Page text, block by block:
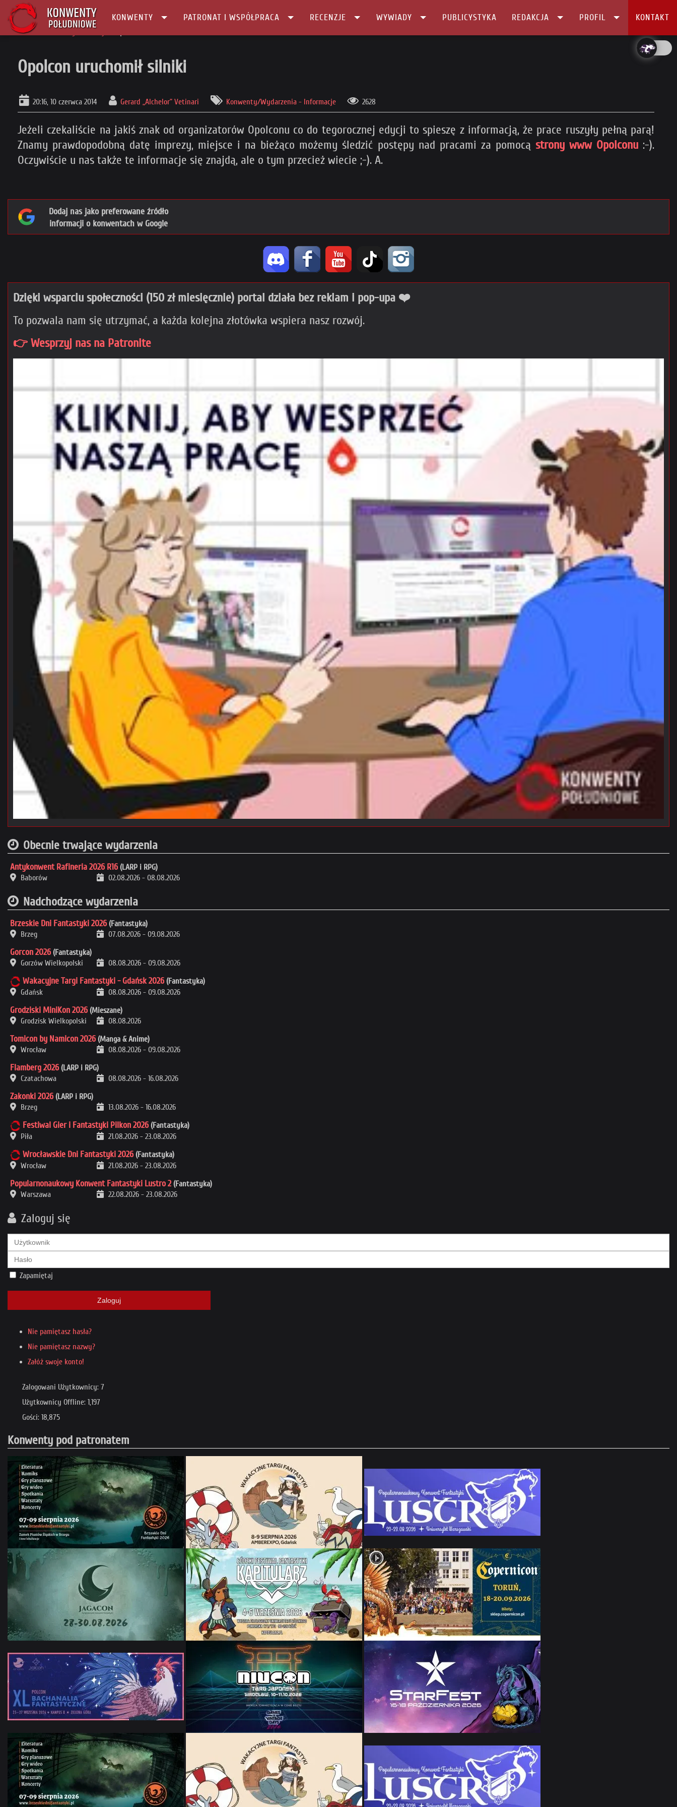
KONWENTY PATRONAT I WSPÓŁPRACA RECENZJE WYWIADY PUBLICYSTYKA REDAKCJA PROFIL KONTAKT
Główna
Opolcon uruchomił silniki
20:16, 10 czerwca 2014 Gerard „Alchelor” Vetinari Konwenty/Wydarzenia - Informacje 2628
Jeżeli czekaliście na jakiś znak od organizatorów Opolconu co do tegorocznej edycji to spieszę z informacją, że prace ruszyły pełną parą!
Znamy prawdopodobną datę imprezy, miejsce i na bieżąco możemy śledzić postępy nad pracami za pomocą strony www Opolconu:-).
Oczywiście u nas także te informacje się znajdą, ale o tym przecież wiecie ;-). A.
Dodaj nas jako preferowane źródło
informacji o konwentach w Google
Dzięki wsparciu społeczności (150 zł miesięcznie) portal działa bez reklam i pop-upa ❤️
To pozwala nam się utrzymać, a każda kolejna złotówka wspiera nasz rozwój.
👉 Wesprzyj nas na Patronite
Obecnie trwające wydarzenia
Antykonwent Rafineria 2026 R16 (LARP i RPG)
Baborów
02.08.2026 - 08.08.2026
Nadchodzące wydarzenia
Brzeskie Dni Fantastyki 2026 (Fantastyka)
Brzeg
07.08.2026 - 09.08.2026
Gorcon 2026 (Fantastyka)
Gorzów Wielkopolski
08.08.2026 - 09.08.2026
Wakacyjne Targi Fantastyki - Gdańsk 2026 (Fantastyka)
Gdańsk
08.08.2026 - 09.08.2026
Grodziski MiniKon 2026 (Mieszane)
Grodzisk Wielkopolski
08.08.2026
Tomicon by Namicon 2026 (Manga & Anime)
Wrocław
08.08.2026 - 09.08.2026
Flamberg 2026 (LARP i RPG)
Czatachowa
08.08.2026 - 16.08.2026
Zakonki 2026 (LARP i RPG)
Brzeg
13.08.2026 - 16.08.2026
Festiwal Gier i Fantastyki Pilkon 2026 (Fantastyka)
Piła
21.08.2026 - 23.08.2026
Wrocławskie Dni Fantastyki 2026 (Fantastyka)
Wrocław
21.08.2026 - 23.08.2026
Popularnonaukowy Konwent Fantastyki Lustro 2 (Fantastyka)
Warszawa
22.08.2026 - 23.08.2026
Zaloguj się
Zapamiętaj
Zaloguj
Nie pamiętasz hasła?
Nie pamiętasz nazwy?
Załóż swoje konto!
Zalogowani Użytkownicy: 7
Użytkownicy Offline: 1,197
Gości: 18,875
Konwenty pod patronatem